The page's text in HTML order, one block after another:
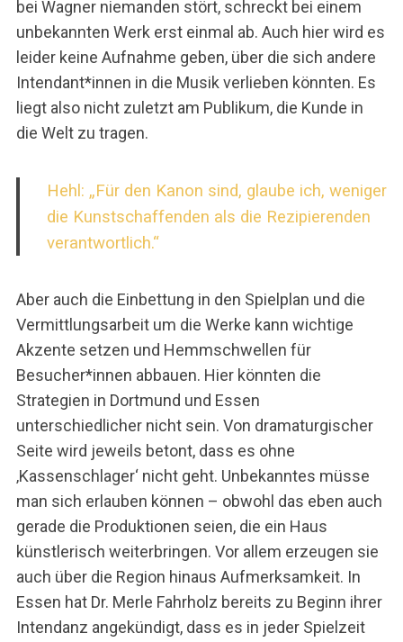
bei Wagner niemanden stört, schreckt bei einem
unbekannten Werk erst einmal ab. Auch hier wird es
leider keine Aufnahme geben, über die sich andere
Intendant*innen in die Musik verlieben könnten. Es
liegt also nicht zuletzt am Publikum, die Kunde in
die Welt zu tragen.
Hehl: „Für den Kanon sind, glaube ich, weniger
die Kunstschaffenden als die Rezipierenden
verantwortlich.“
Aber auch die Einbettung in den Spielplan und die
Vermittlungsarbeit um die Werke kann wichtige
Akzente setzen und Hemmschwellen für
Besucher*innen abbauen. Hier könnten die
Strategien in Dortmund und Essen
unterschiedlicher nicht sein. Von dramaturgischer
Seite wird jeweils betont, dass es ohne
‚Kassenschlager‘ nicht geht. Unbekanntes müsse
man sich erlauben können – obwohl das eben auch
gerade die Produktionen seien, die ein Haus
künstlerisch weiterbringen. Vor allem erzeugen sie
auch über die Region hinaus Aufmerksamkeit. In
Essen hat Dr. Merle Fahrholz bereits zu Beginn ihrer
Intendanz angekündigt, dass es in jeder Spielzeit